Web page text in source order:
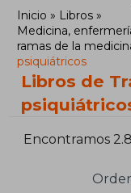
Inicio
Libros
Medicina,
ramas de la
psiquiátricos
Libros de
Encontramos